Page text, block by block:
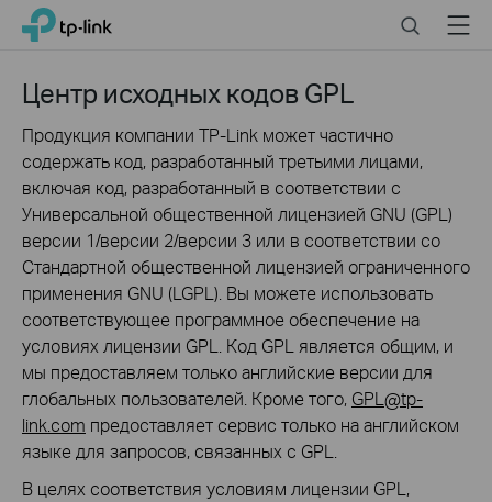
Click
navigation
TP-Link, Reliably Smart SearchMenu
Центр исходных кодов GPL
Продукция компании TP-Link может частично
содержать код, разработанный третьими лицами,
включая код, разработанный в соответствии с
Универсальной общественной лицензией GNU (GPL)
версии 1/версии 2/версии 3 или в соответствии со
Стандартной общественной лицензией ограниченного
применения GNU (LGPL). Вы можете использовать
соответствующее программное обеспечение на
условиях лицензии GPL. Код GPL является общим, и
мы предоставляем только английские версии для
глобальных пользователей. Кроме того, GPL@tp-
link.com предоставляет сервис только на английском
языке для запросов, связанных с GPL.
В целях соответствия условиям лицензии GPL,